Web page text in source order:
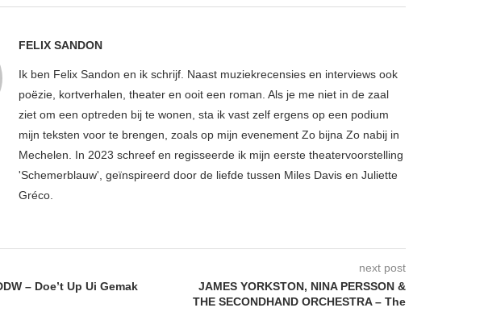
FELIX SANDON
Ik ben Felix Sandon en ik schrijf. Naast muziekrecensies en interviews ook
poëzie, kortverhalen, theater en ooit een roman. Als je me niet in de zaal
ziet om een optreden bij te wonen, sta ik vast zelf ergens op een podium
mijn teksten voor te brengen, zoals op mijn evenement Zo bijna Zo nabij in
Mechelen. In 2023 schreef en regisseerde ik mijn eerste theatervoorstelling
'Schemerblauw', geïnspireerd door de liefde tussen Miles Davis en Juliette
Gréco.
– Doe’t Up Ui Gemak
next post
JAMES YORKSTON, NINA PERSSON &
THE SECONDHAND ORCHESTRA – The